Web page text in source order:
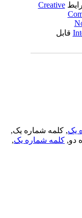
Creative
قابل
, کلمه شماره یک,
کلمه شماره یک,